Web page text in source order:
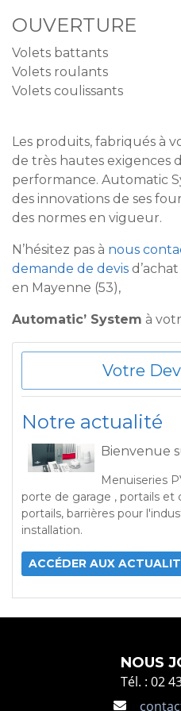
OUVERTURE
Volets battants
Volets roulants
Volets coulissants
Les produits, fabriqués à
de très hautes exigences
performance. Automatic
des innovations de ses
des normes en vigueur.
N’hésitez pas à nous
demande de devis
en Mayenne (53),
Automatic’ System à
Votre
Notre actualité
Bienvenue
Menuiseries
porte de garage , portails et
portails, barrières pour
installation.
ACCÉDER AUX
NOUS
Tél. : 02